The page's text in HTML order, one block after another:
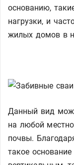
основанию,
нагрузки, и
жилых домов в
Данный вид
на любой
почвы.
такое